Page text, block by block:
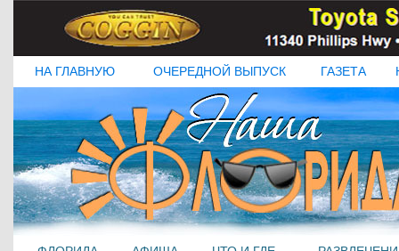
НА ГЛАВНУЮ ОЧЕРЕДНОЙ ВЫПУСК ГАЗЕТА